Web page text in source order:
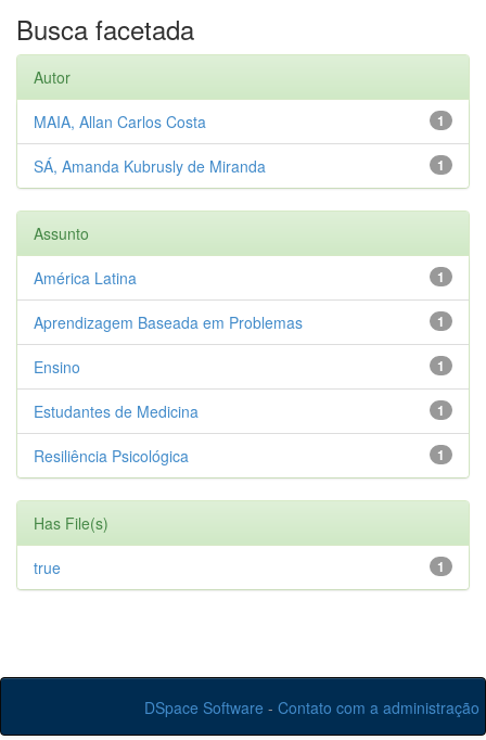
Busca facetada
Autor
1
MAIA, Allan Carlos Costa
1
SÁ, Amanda Kubrusly de Miranda
Assunto
1
América Latina
1
Aprendizagem Baseada em Problemas
1
Ensino
1
Estudantes de Medicina
1
Resiliência Psicológica
Has File(s)
1
true
DSpace Software - Contato com a administração